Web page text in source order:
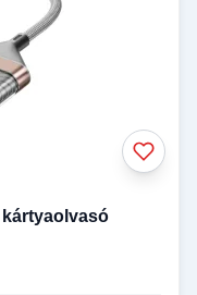
kártyaolvasó